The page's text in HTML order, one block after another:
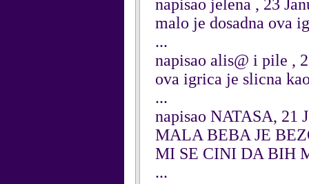
napisao jelena , 23
malo je dosadna ova
...
napisao alis@ i pile ,
ova igrica je slicna
...
napisao NATASA, 21
MALA BEBA JE
MI SE CINI DA BIH
...